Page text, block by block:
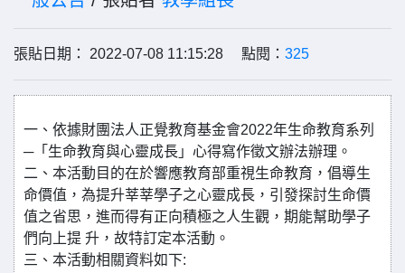
張貼日期： 2022-07-08 11:15:28 點閱： 325
一、依據財團法人正覺教育基金會2022年生命教育系列
─「生命教育與心靈成長」心得寫作徵文辦法辦理。
二、本活動目的在於響應教育部重視生命教育，倡導生
命價值，為提升莘莘學子之心靈成長，引發探討生命價
值之省思，進而得有正向積極之人生觀，期能幫助學子
們向上提 升，故特訂定本活動。
三、本活動相關資料如下: